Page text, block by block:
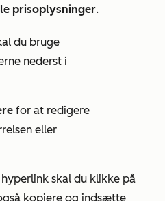
prisoplysninger.
du bruge
nederst i
for at redigere
eller
skal du klikke på
kopiere og indsætte